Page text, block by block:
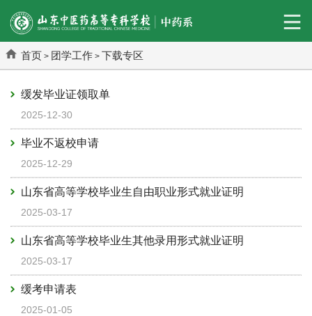
首页 > 团学工作 > 下载专区
缓发毕业证领取单
2025-12-30
毕业不返校申请
2025-12-29
山东省高等学校毕业生自由职业形式就业证明
2025-03-17
山东省高等学校毕业生其他录用形式就业证明
2025-03-17
缓考申请表
2025-01-05